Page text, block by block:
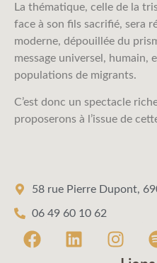
La thématique, celle de la
face à son fils sacrifié, sera
moderne, dépouillée du
message universel, humain,
populations de migrants.
C’est donc un spectacle
proposerons à l’issue de
58 rue Pierre Dupont,
06 49 60 10 62